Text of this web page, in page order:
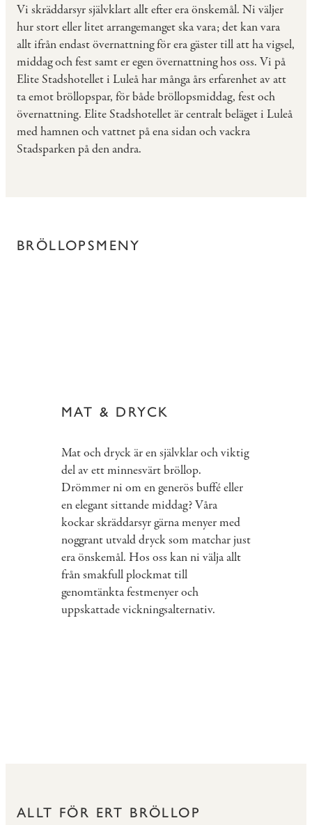
Vi skräddarsyr självklart allt efter era önskemål. Ni väljer
hur stort eller litet arrangemanget ska vara; det kan vara
allt ifrån endast övernattning för era gäster till att ha vigsel,
middag och fest samt er egen övernattning hos oss. Vi på
Elite Stadshotellet i Luleå har många års erfarenhet av att
ta emot bröllopspar, för både bröllopsmiddag, fest och
övernattning. Elite Stadshotellet är centralt beläget i Luleå
med hamnen och vattnet på ena sidan och vackra
Stadsparken på den andra.
BRÖLLOPSMENY
MAT & DRYCK
Mat och dryck är en självklar och viktig
del av ett minnesvärt bröllop.
Drömmer ni om en generös buffé eller
en elegant sittande middag? Våra
kockar skräddarsyr gärna menyer med
noggrant utvald dryck som matchar just
era önskemål. Hos oss kan ni välja allt
från smakfull plockmat till
genomtänkta festmenyer och
uppskattade vickningsalternativ.
ALLT FÖR ERT BRÖLLOP